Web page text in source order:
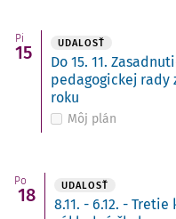
Pi
15 UDALOSŤ
Do 15. 11.
pedagogickej rady
roku
Môj plán
Po
18 UDALOSŤ
8.11. - 6.12. -